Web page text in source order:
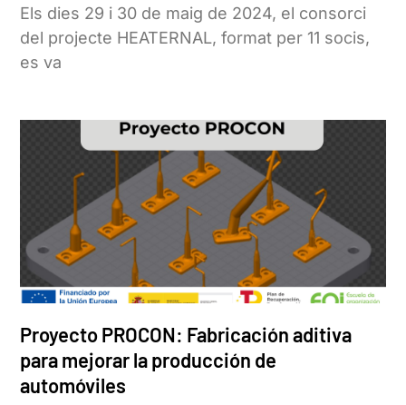
Els dies 29 i 30 de maig de 2024, el consorci
del projecte HEATERNAL, format per 11 socis,
es va
Proyecto PROCON: Fabricación aditiva
para mejorar la producción de
automóviles